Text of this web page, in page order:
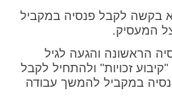
בקשה לקבל פנסיה במקביל
המעסיק.
הראשונה והגעה לגיל
זכויות" ולהתחיל לקבל
במקביל להמשך עבודה